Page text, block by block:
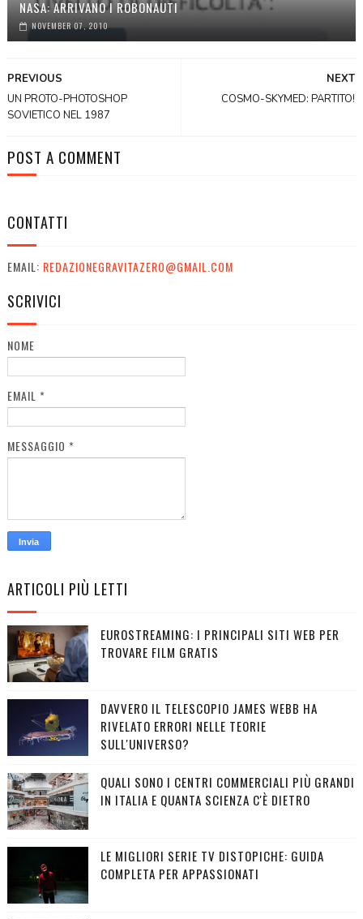
NASA: ARRIVANO I ROBONAUTI
NOVEMBER 07, 2010
NEXT
COSMO-SKYMED: PARTITO!
PREVIOUS
UN PROTO-PHOTOSHOP
SOVIETICO NEL 1987
POST A COMMENT
CONTATTI
EMAIL: REDAZIONEGRAVITAZERO@GMAIL.COM
SCRIVICI
NOME
EMAIL *
MESSAGGIO *
ARTICOLI PIÙ LETTI
EUROSTREAMING: I PRINCIPALI SITI WEB PER
TROVARE FILM GRATIS
DAVVERO IL TELESCOPIO JAMES WEBB HA
RIVELATO ERRORI NELLE TEORIE
SULL'UNIVERSO?
QUALI SONO I CENTRI COMMERCIALI PIÙ GRANDI
IN ITALIA E QUANTA SCIENZA C'È DIETRO
LE MIGLIORI SERIE TV DISTOPICHE: GUIDA
COMPLETA PER APPASSIONATI